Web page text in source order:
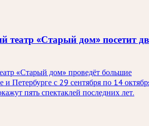
театр «Старый дом» посетит
«Старый дом» проведёт большие
и Петербурге с 29 сентября по 14
пять спектаклей последних лет.